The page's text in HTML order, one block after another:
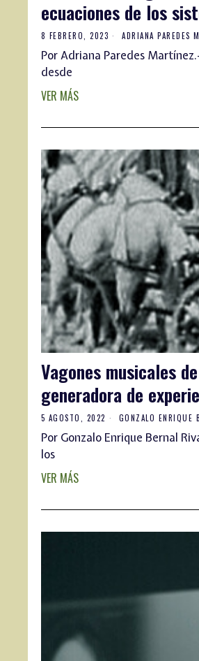
ecuaciones de los
8 FEBRERO, 2023 ADRIANA PAREDES
Por Adriana Paredes
desde
VER MÁS
Vagones musicales
generadora de
5 AGOSTO, 2022 GONZALO ENRIQUE
Por Gonzalo Enrique Bernal
los
VER MÁS